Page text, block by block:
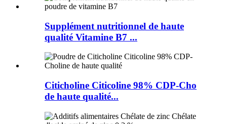
Supplément nutritionnel de haute
qualité Vitamine B7 ...
Citicholine Citicoline 98% CDP-Cho
de haute qualité...